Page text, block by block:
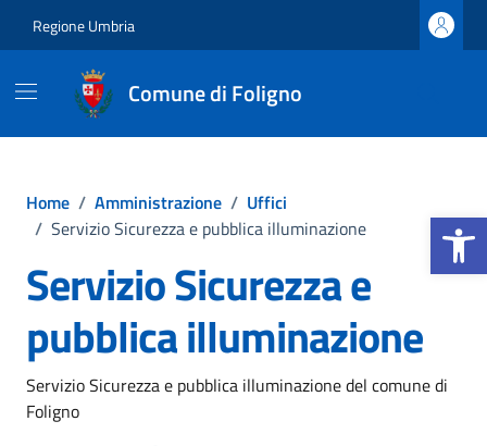
Apri la
Regione Umbria
Comune di Foligno
Home / Amministrazione / Uffici
/ Servizio Sicurezza e pubblica illuminazione
Servizio Sicurezza e
pubblica illuminazione
Servizio Sicurezza e pubblica illuminazione del comune di
Foligno